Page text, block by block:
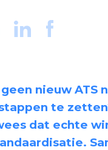
nieuw ATS
te
dat echte